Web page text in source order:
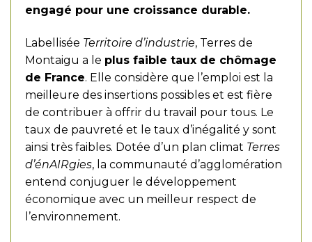
engagé pour une croissance durable.
Labellisée Territoire d’industrie, Terres de
Montaigu a le plus faible taux de chômage
de France. Elle considère que l’emploi est la
meilleure des insertions possibles et est fière
de contribuer à offrir du travail pour tous. Le
taux de pauvreté et le taux d’inégalité y sont
ainsi très faibles. Dotée d’un plan climat Terres
d’énAIRgies, la communauté d’agglomération
entend conjuguer le développement
économique avec un meilleur respect de
l’environnement.